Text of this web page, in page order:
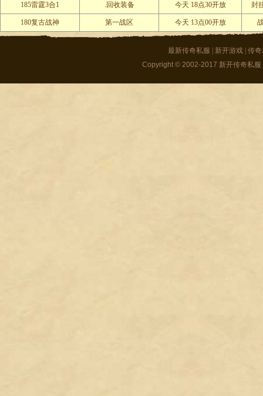
185雷霆3合1 .回收装备 今天 18点30开放 封
180复古战神 第一战区 今天 13点00开放
最新传奇私服 新开游戏 传
Copyright © 2002-2017 新开传奇私服